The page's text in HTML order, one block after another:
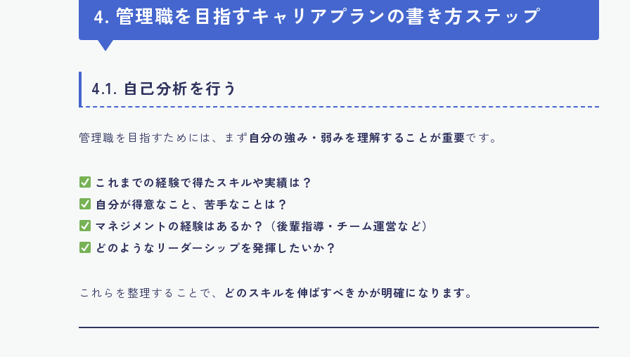
4. 管理職を目指すキャリアプランの書き方ステップ
4.1. 自己分析を行う
管理職を目指すためには、まず 自分の強み・弱みを理解することが重要です。
これまでの経験で得たスキルや実績は？
自分が得意なこと、苦手なことは？
マネジメントの経験はあるか？（後輩指導・チーム運営など）
どのようなリーダーシップを発揮したいか？
これらを整理することで、 どのスキルを伸ばすべきかが明確になります。